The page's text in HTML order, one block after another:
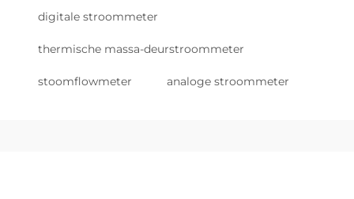
digitale stroommeter
thermische massa-deurstroommeter
stoomflowmeter analoge stroommeter